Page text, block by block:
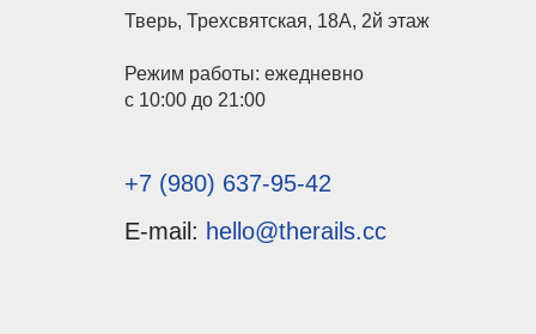
Тверь, Трехсвятская, 18А, 2й этаж
Режим работы: ежедневно
с 10:00 до 21:00
+7 (980) 637-95-42
E-mail: hello@therails.cc